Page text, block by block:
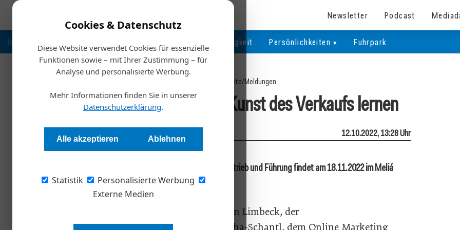
Cookies & Datenschutz
Diese Website verwendet Cookies für essenzielle
Funktionen sowie – mit Ihrer Zustimmung – für
Analyse und personalisierte Werbung.
Mehr Informationen finden Sie in unserer
Datenschutzerklärung.
Alle akzeptieren Ablehnen
Statistik
Personalisierte Werbung
Externe Medien
Newsletter Podcast
Inspiration Nachhaltigkeit Persönlichkeiten Fuhrpark
Startseite/Meldungen
Event-Tipp: Die hohe Kunst des Verkaufs lernen
Redaktion Handwerk + Bau 12.10.2022, 13:28 Uhr
Der nächste Sales Excellence-Kongress für Vertrieb und Führung findet am 18.11.2022 im Meliá
Vienna statt.
Ob mit der Vertriebskoryphäe Martin Limbeck, der
Kommunikationsexpertin Silvia Agha-Schantl, dem Online Marketing